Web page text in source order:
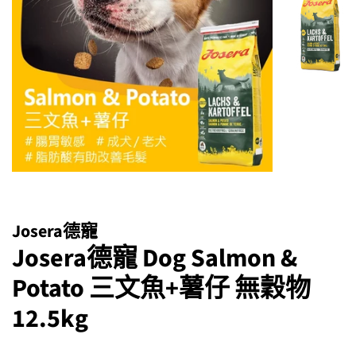
Josera德寵
Josera德寵 Dog Salmon &
Potato 三文魚+薯仔 無穀物
12.5kg